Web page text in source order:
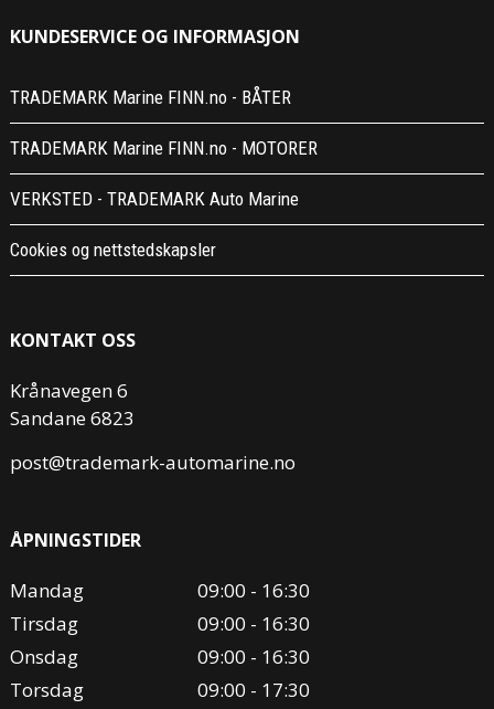
KUNDESERVICE OG INFORMASJON
TRADEMARK Marine FINN.no - BÅTER
TRADEMARK Marine FINN.no - MOTORER
VERKSTED - TRADEMARK Auto Marine
Cookies og nettstedskapsler
KONTAKT OSS
Krånavegen 6
Sandane 6823
post@trademark-automarine.no
ÅPNINGSTIDER
Mandag
09:00 - 16:30
Tirsdag
09:00 - 16:30
Onsdag
09:00 - 16:30
Torsdag
09:00 - 17:30